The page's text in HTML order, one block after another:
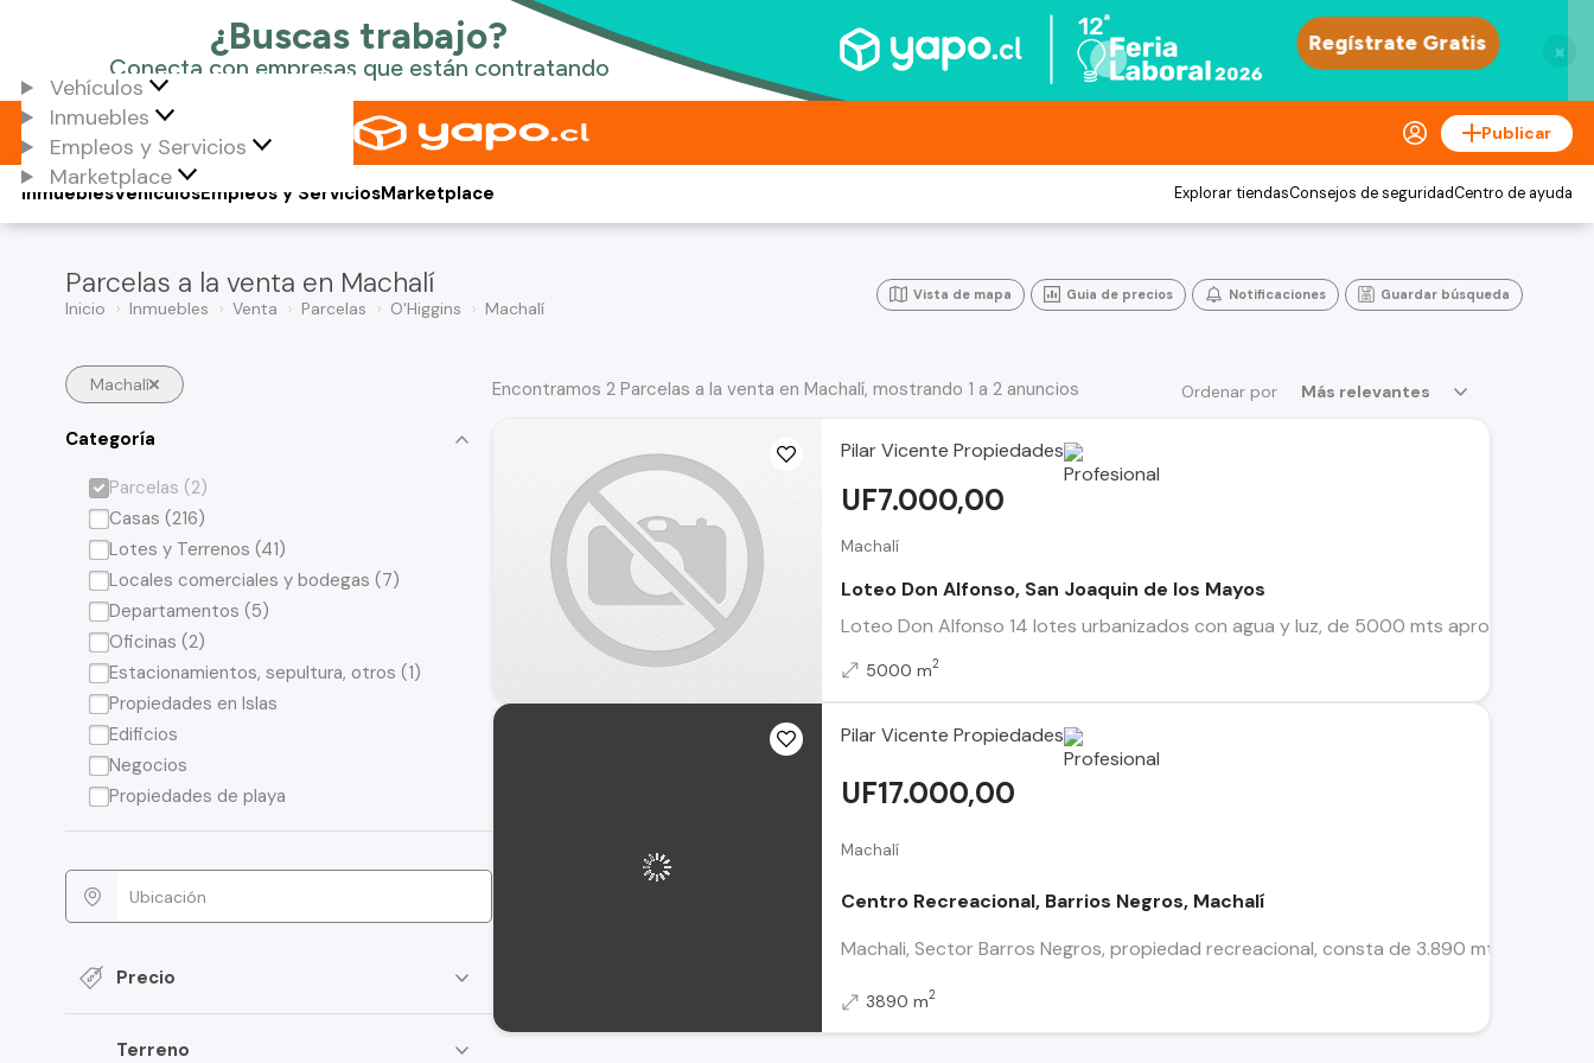
×
Vehículos
Inmuebles
Empleos y Servicios
Marketplace
Publicar
Vehículos
Inmuebles Empleos y ServiciosMarketplace Explorar tiendasConsejos de seguridadCentro de ayuda
Parcelas a la venta en Machalí
Inicio Inmuebles Venta Parcelas O'Higgins Machalí
Vista de mapa Guia de precios Notificaciones Guardar búsqueda
Machalí
Categoría
Parcelas (2)
Casas (216)
Lotes y Terrenos (41)
Locales comerciales y bodegas (7)
Departamentos (5)
Oficinas (2)
Estacionamientos, sepultura, otros (1)
Propiedades en Islas
Edificios
Negocios
Propiedades de playa
Precio
Terreno
Ordenar por Más relevantes
Encontramos 2 Parcelas a la venta en Machalí, mostrando 1 a 2 anuncios
Pilar Vicente Propiedades
Machalí
Loteo Don Alfonso, San Joaquin de los Mayos
Loteo Don Alfonso 14 lotes urbanizados con agua y luz, de 5000 mts aprox.
UF7.000,00
5000 m2
Pilar Vicente Propiedades
Machalí
Centro Recreacional, Barrios Negros, Machalí
Machali, Sector Barros Negros, propiedad recreacional, consta de 3.890 mts de
UF17.000,00
3890 m2